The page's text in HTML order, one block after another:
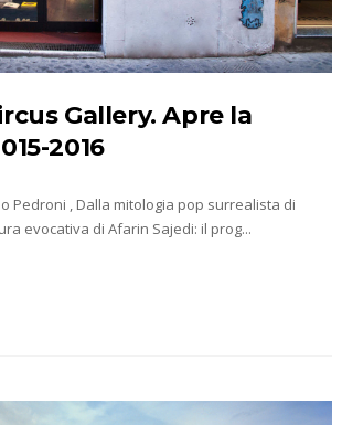
Gallery. Apre la
2016
Pedroni , Dalla mitologia pop surrealista di
evocativa di Afarin Sajedi: il prog...